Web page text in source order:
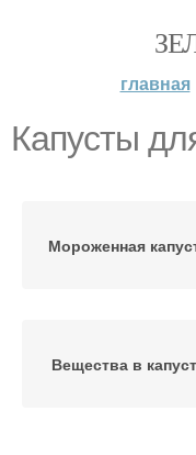
главная
Капусты
Мороженная
Вещества в